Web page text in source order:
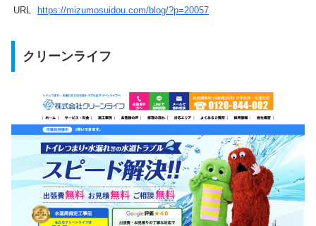
URL https://mizumosuidou.com/blog/?p=20057
クリーンライフ